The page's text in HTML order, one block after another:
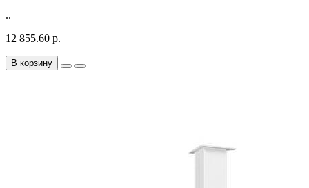
..
12 855.60 р.
В корзину